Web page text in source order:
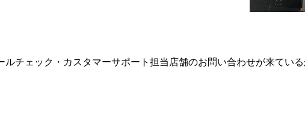
ルチェック・カスタマーサポート担当店舗のお問い合わせが来てい